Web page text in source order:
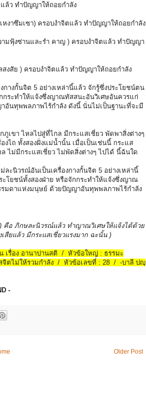
ล้ว ทำปัญญาให้ถอยกำลัง
หงาซึมเซา) ครอบงำจิตแล้ว ทำปัญญาให้ถอยกำลัง
ามฟุ้งซ่านและรำ คาญ ) ครอบงำจิตแล้ว ทำปัญญา
สงสัย ) ครอบงำจิตแล้ว ทำปัญญาให้ถอยกำลัง
างกั้นจิต 5 อย่างเหล่านี้แล้ว จักรู้ซึ่งประโยชน์ตน
ระทำให้แจ้งซึ่งญาณทัสสนะอันวิเศษอันควรแก่
อันทุพพลภาพไร้กำลัง ดังนี้ นั่นไม่เป็นฐานะที่จะมี
เขา ไหลไปสู่ที่ไกล มีกระแสเชี่ยว พัดพาสิ่งต่างๆ
ไถ ทั้งสองฝั่งแม่น้ำนั้น เมื่อเป็นเช่นนี้ กระแส
ไม่มีกระแสเชี่ยว ไม่พัดสิ่งต่างๆ ไปได้ นี้ฉันใด
นิวรณ์อันเป็นเครื่องกางกั้นจิต 5 อย่างเหล่านี้
โยชน์ทั้งสองฝ่าย หรือจักกระทำให้แจ้งซึ่งญาณ
รมดาแห่งมนุษย์ ด้วยปัญญาอันทุพพลภาพไร้กำลัง
อ ภิกษละนิวรณ์แล้ว ทำญาณวิเศษให้แจ้งได้ด้วย
สียแล้ว มีกระแสเชี่ยวแรงมาก ฉะนั้น )
เรื่อง อานาปานสติ / หัวข้อใหญ่ : ธรรมะ
ตไม่ให้รวมกำลัง / หัวข้อเลขที่ : 28 / -บาลี ปญฺ
-
Older Post